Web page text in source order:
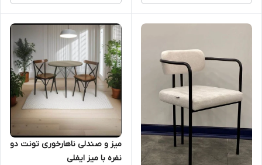
میز و صندلی ناهارخوری تونت دو
نفره با میز ایفلی